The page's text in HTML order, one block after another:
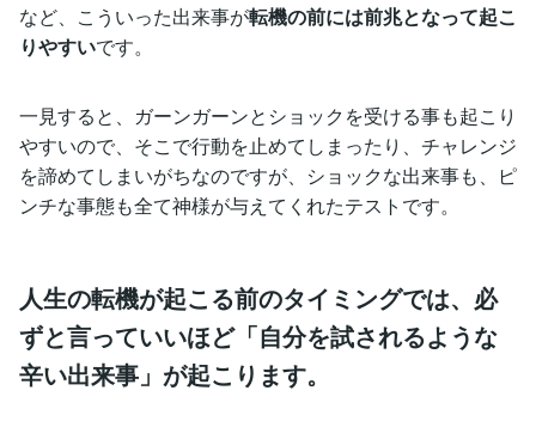
など、こういった出来事が転機の前には前兆となって起こ
りやすいです。
一見すると、ガーンガーンとショックを受ける事も起こり
やすいので、そこで行動を止めてしまったり、チャレンジ
を諦めてしまいがちなのですが、ショックな出来事も、ピ
ンチな事態も全て神様が与えてくれたテストです。
人生の転機が起こる前のタイミングでは、必
ずと言っていいほど「自分を試されるような
辛い出来事」が起こります。